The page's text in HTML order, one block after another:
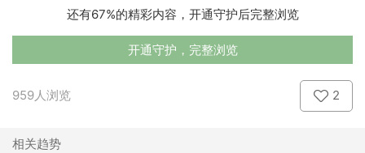
还有67%的精彩内容，开通守护后完整浏览
开通守护，完整浏览
959人浏览 2
相关趋势